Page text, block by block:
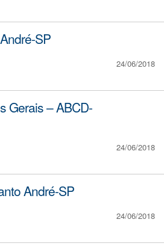
SP
24/06/2018
Gerais – ABCD-
24/06/2018
André-SP
24/06/2018